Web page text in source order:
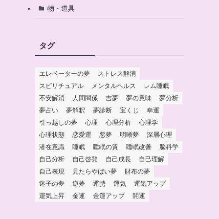
物・道具
タグ
エレベーターの夢
ストレス解消
スピリチュアル
メンタルヘルス
レム睡眠
不安解消
人間関係 吉夢 夢の意味
夢分析
夢占い
夢解釈 夢診断 宝くじ
幸運
引っ越しの夢
心理 心理分析
心理学
心理状態
恋愛運 悪夢 明晰夢
深層心理
潜在意識
睡眠 睡眠の質 睡眠改善
脳科学
自己分析
自己啓発 自己成長
自己理解
自己表現
見たらやばい夢
財布の夢
迷子の夢
逆夢 運勢 運気
運気アップ
運気上昇
金運 金運アップ 開運